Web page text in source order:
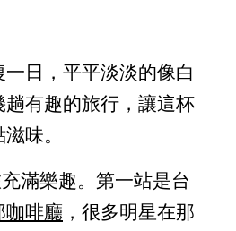
日，平平淡淡的像白
趟有趣的旅行，讓這杯
味。
滿樂趣。第一站是台
咖啡廳 ，很多明星在那